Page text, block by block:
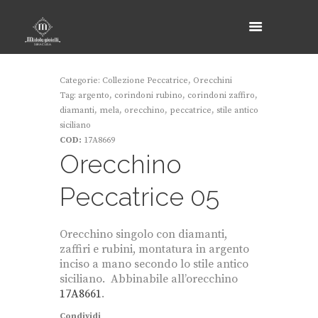
Categorie: Collezione Peccatrice, Orecchini
Tag: argento, corindoni rubino, corindoni zaffiro,
diamanti, mela, orecchino, peccatrice, stile antico
siciliano
COD: 17A8669
Orecchino
Peccatrice 05
Orecchino singolo con diamanti,
zaffiri e rubini, montatura in argento
inciso a mano secondo lo stile antico
siciliano. Abbinabile all’orecchino
17A8661.